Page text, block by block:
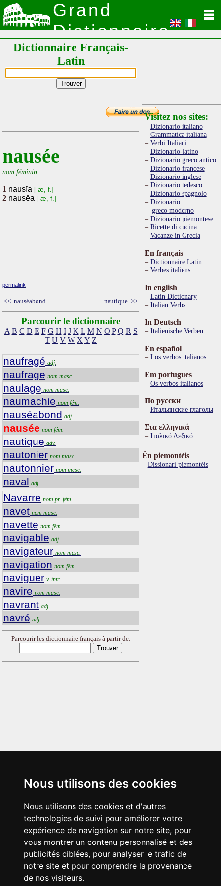
Nous utilisons des cookies
Nous utilisons des cookies et d'autres
technologies de suivi pour améliorer votre
expérience de navigation sur notre site, pour
vous montrer un contenu personnalisé et des
publicités ciblées, pour analyser le trafic de
notre site et pour comprendre la provenance
de nos visiteurs.
Grand
Dictionnaire
Latin
Dictionnaire Français-
Latin
nausée
nom féminin
1 nausĭa [-æ, f.]
2 nausĕa [-æ, f.]
permalink
<< nauséabond nautique >>
Parcourir le dictionnaire
A B C D E F G H I J K L M N O P Q R S
T U V W X Y Z
naufragé adj.
naufrage nom masc.
naulage nom masc.
naumachie nom fém.
nauséabond adj.
nausée nom fém.
nautique adv.
nautonier nom masc.
nautonnier nom masc.
naval adj.
Navarre nom pr. fém.
navet nom masc.
navette nom fém.
navigable adj.
navigateur nom masc.
navigation nom fém.
naviguer v. intr.
navire nom masc.
navrant adj.
navré adj.
Parcourir les dictionnaire français à partir de:
Visitez nos sites:
Dizionario italiano
Grammatica italiana
Verbi Italiani
Dizionario-latino
Dizionario greco antico
Dizionario francese
Dizionario inglese
Dizionario tedesco
Dizionario spagnolo
Dizionario
greco moderno
Dizionario piemontese
Ricette di cucina
Vacanze in Grecia
En français
Dictionnaire Latin
Verbes italiens
In english
Latin Dictionary
Italian Verbs
In Deutsch
Italienische Verben
En español
Los verbos italianos
Em portugues
Os verbos italianos
По русски
Итальянские глаголы
Στα ελληνικά
Ιταλικό Λεξικό
Ën piemontèis
Dissionari piemontèis